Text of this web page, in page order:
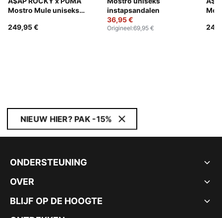
Mostro Mule uniseks
249,95 €
instapsandalen
36,95 €
Origineel:69,95 €
NIEUW HIER? PAK -15%
ONDERSTEUNING
OVER
BLIJF OP DE HOOGTE